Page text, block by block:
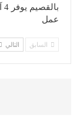
عمل
السابق التالي